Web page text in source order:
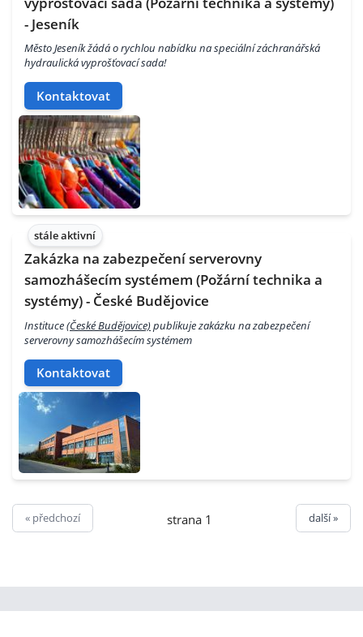
- Jeseník
Město Jeseník žádá o rychlou nabídku na speciální záchranářská
hydraulická vyprošťovací sada!
Kontaktovat
stále aktivní
Zakázka na zabezpečení serverovny
samozhášecím systémem (Požární technika a
systémy) - České Budějovice
Instituce(České Budějovice)publikuje zakázku na zabezpečení
serverovny samozhášecím systémem
Kontaktovat
« předchozí strana 1 další »